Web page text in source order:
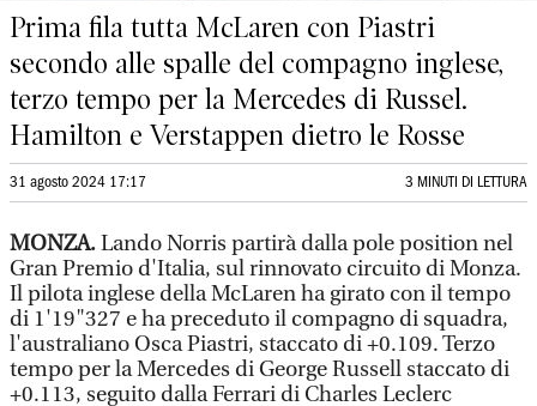
Prima fila tutta McLaren con Piastri
secondo alle spalle del compagno inglese,
terzo tempo per la Mercedes di Russel.
Hamilton e Verstappen dietro le Rosse
31 agosto 2024 17:17 3 MINUTI DI LETTURA
MONZA.Lando Norris partirà dalla pole position nel
Gran Premio d'Italia, sul rinnovato circuito di Monza.
Il pilota inglese della McLaren ha girato con il tempo
di 1'19"327 e ha preceduto il compagno di squadra,
l'australiano Osca Piastri, staccato di +0.109. Terzo
tempo per la Mercedes di George Russell staccato di
+0.113, seguito dalla Ferrari di Charles Leclerc